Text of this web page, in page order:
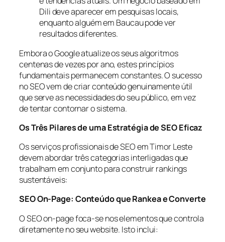
Dili deve aparecer em pesquisas locais,
enquanto alguém em Baucau pode ver
resultados diferentes.
Embora o Google atualize os seus algoritmos
centenas de vezes por ano, estes princípios
fundamentais permanecem constantes. O sucesso
no SEO vem de criar conteúdo genuinamente útil
que serve as necessidades do seu público, em vez
de tentar contornar o sistema.
Os Três Pilares de uma Estratégia de SEO Eficaz
Os serviços profissionais de SEO em Timor Leste
devem abordar três categorias interligadas que
trabalham em conjunto para construir rankings
sustentáveis:
SEO On-Page: Conteúdo que Rankea e Converte
O SEO on-page foca-se nos elementos que controla
diretamente no seu website. Isto inclui: